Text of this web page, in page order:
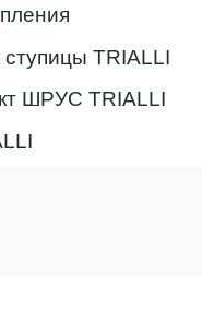
TRIALLI
ШРУС TRIALLI